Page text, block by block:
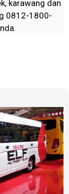
karawang dan
0812-1800-